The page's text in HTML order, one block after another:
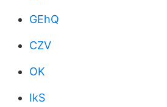
GEhQ
CZV
OK
IkS